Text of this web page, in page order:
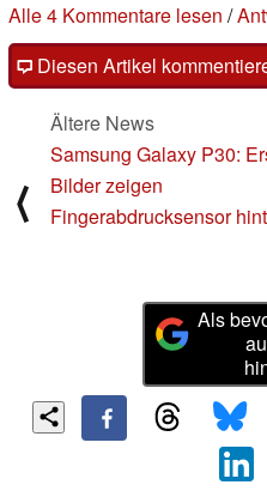
Alle 4 Kommentare lesen /
Diesen Artikel
⟨
Ältere News
Samsung Galaxy P30:
Bilder zeigen
Fingerabdrucksensor
Als